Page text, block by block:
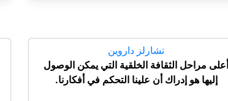
تشارلز داروين
أعلى مراحل الثقافة الخلقية التي يمكن الوصول
إليها هو إدراك أن علينا التحكم في أفكارنا.